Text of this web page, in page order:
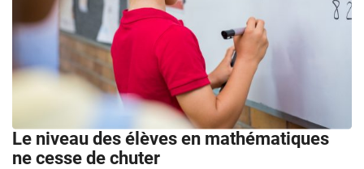
Le niveau des élèves en mathématiques
ne cesse de chuter